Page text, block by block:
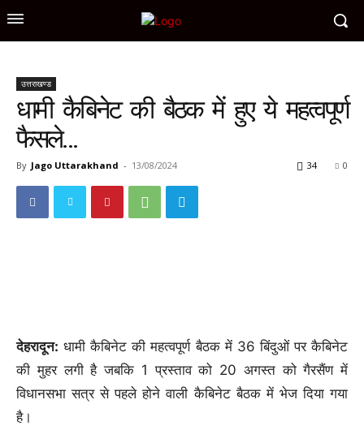
उत्तराखण्ड
धामी कैबिनेट की बैठक में हुए ये महत्वपूर्ण
फैसले…
By Jago Uttarakhand - 13/08/2024 0
34
देहरादून: धामी कैबिनेट की महत्वपूर्ण बैठक में 36 बिंदुओं पर कैबिनेट
की मुहर लगी है जबकि 1 प्रस्ताव को 20 अगस्त को गैरसैंण में
विधानसभा सत्र से पहले होने वाली कैबिनेट बैठक में भेज दिया गया
है।